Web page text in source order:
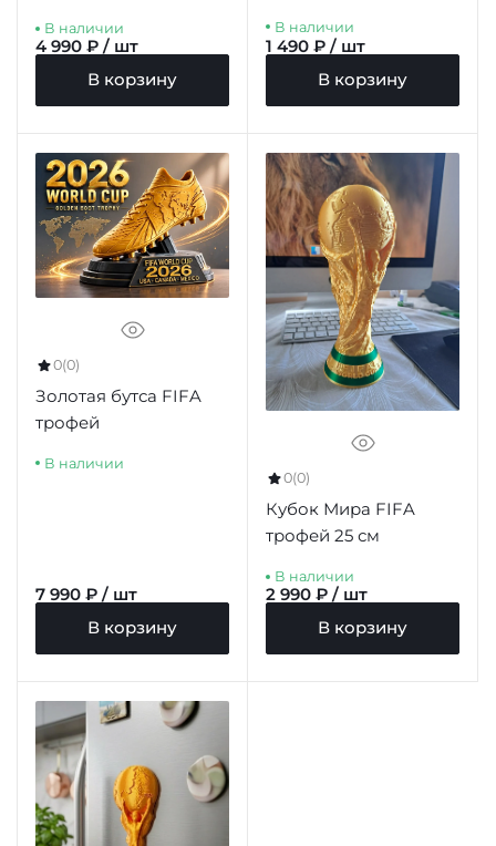
В наличии
4 990 ₽ / шт
В корзину
В наличии
1 490 ₽ / шт
В корзину
0(0)
Золотая бутса FIFA
трофей
В наличии
7 990 ₽ / шт
В корзину
0(0)
Кубок Мира FIFA
трофей 25 см
В наличии
2 990 ₽ / шт
В корзину